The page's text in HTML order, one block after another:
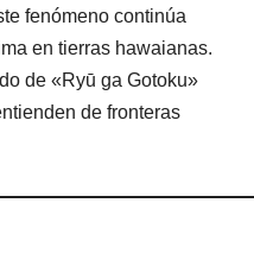
fenómeno continúa
en tierras hawaianas.
de «Ryū ga Gotoku»
de fronteras